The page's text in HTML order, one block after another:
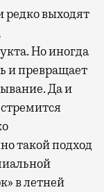
Но иногда
и превращает
Да и
такой подход
в летней